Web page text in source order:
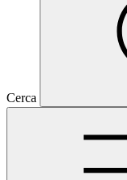
Cerca